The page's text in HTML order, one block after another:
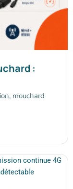
:
mouchard